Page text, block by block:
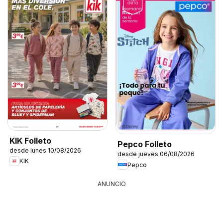
KIK Folleto
desde lunes 10/08/2026
KIK
Pepco Folleto
desde jueves 06/08/2026
Pepco
ANUNCIO